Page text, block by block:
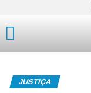
JUSTIÇA